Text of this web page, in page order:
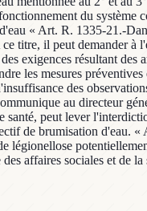
du
« Art. R. 1335-21.-
titre, il peut demander
exigences résultant
les mesures
des
au directeur
peut lever
de brumisation d'eau.
légionellose
affaires sociales et de